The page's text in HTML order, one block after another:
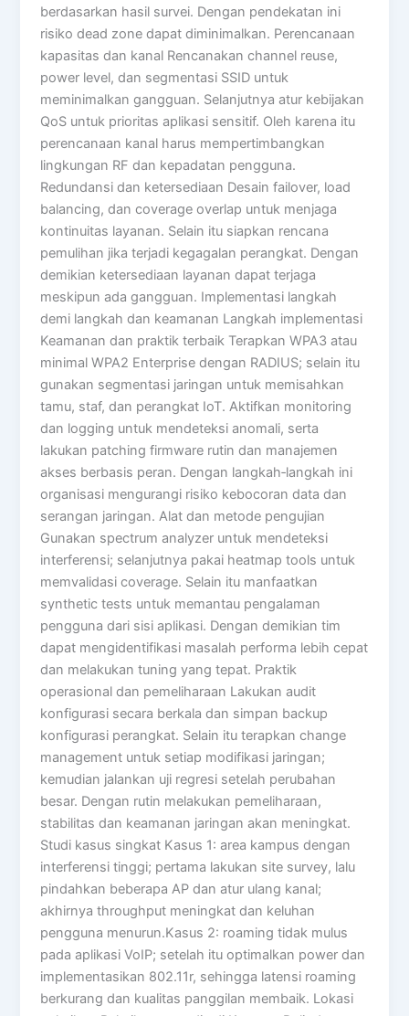
berdasarkan hasil survei. Dengan pendekatan ini
risiko dead zone dapat diminimalkan. Perencanaan
kapasitas dan kanal Rencanakan channel reuse,
power level, dan segmentasi SSID untuk
meminimalkan gangguan. Selanjutnya atur kebijakan
QoS untuk prioritas aplikasi sensitif. Oleh karena itu
perencanaan kanal harus mempertimbangkan
lingkungan RF dan kepadatan pengguna.
Redundansi dan ketersediaan Desain failover, load
balancing, dan coverage overlap untuk menjaga
kontinuitas layanan. Selain itu siapkan rencana
pemulihan jika terjadi kegagalan perangkat. Dengan
demikian ketersediaan layanan dapat terjaga
meskipun ada gangguan. Implementasi langkah
demi langkah dan keamanan Langkah implementasi
Keamanan dan praktik terbaik Terapkan WPA3 atau
minimal WPA2 Enterprise dengan RADIUS; selain itu
gunakan segmentasi jaringan untuk memisahkan
tamu, staf, dan perangkat IoT. Aktifkan monitoring
dan logging untuk mendeteksi anomali, serta
lakukan patching firmware rutin dan manajemen
akses berbasis peran. Dengan langkah‑langkah ini
organisasi mengurangi risiko kebocoran data dan
serangan jaringan. Alat dan metode pengujian
Gunakan spectrum analyzer untuk mendeteksi
interferensi; selanjutnya pakai heatmap tools untuk
memvalidasi coverage. Selain itu manfaatkan
synthetic tests untuk memantau pengalaman
pengguna dari sisi aplikasi. Dengan demikian tim
dapat mengidentifikasi masalah performa lebih cepat
dan melakukan tuning yang tepat. Praktik
operasional dan pemeliharaan Lakukan audit
konfigurasi secara berkala dan simpan backup
konfigurasi perangkat. Selain itu terapkan change
management untuk setiap modifikasi jaringan;
kemudian jalankan uji regresi setelah perubahan
besar. Dengan rutin melakukan pemeliharaan,
stabilitas dan keamanan jaringan akan meningkat.
Studi kasus singkat Kasus 1: area kampus dengan
interferensi tinggi; pertama lakukan site survey, lalu
pindahkan beberapa AP dan atur ulang kanal;
akhirnya throughput meningkat dan keluhan
pengguna menurun.Kasus 2: roaming tidak mulus
pada aplikasi VoIP; setelah itu optimalkan power dan
implementasikan 802.11r, sehingga latensi roaming
berkurang dan kualitas panggilan membaik. Lokasi